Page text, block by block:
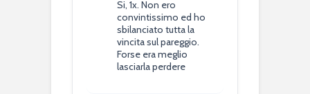
Si, 1x. Non ero
convintissimo ed ho
sbilanciato tutta la
vincita sul pareggio.
Forse era meglio
lasciarla perdere